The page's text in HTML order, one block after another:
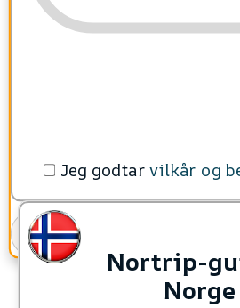
Jeg godtarvilkår og
Nortrip-
Norge